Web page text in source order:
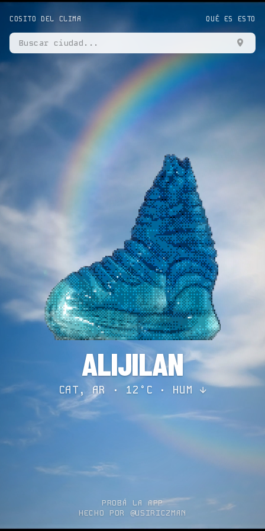
COSITO DEL CLIMA QUÉ ES ESTO
ALIJILAN
CAT, AR · 12°C · HUM ↓
PROBÁ LA APP
HECHO POR @USIRICZMAN